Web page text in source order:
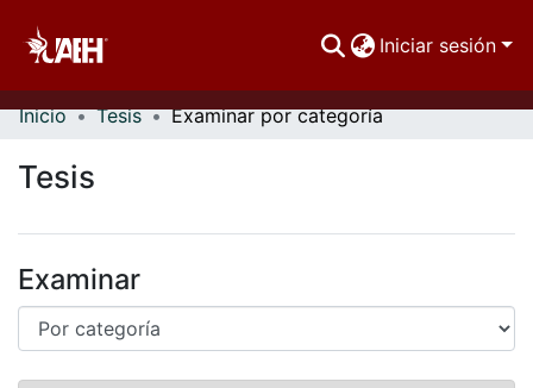
Iniciar sesión
Buscar Por
Estadísticas
Inicio Tesis Examinar por categoría
Tesis
Examinar